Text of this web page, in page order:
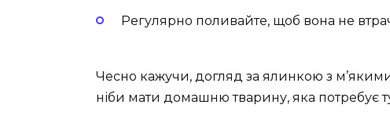
Регулярно поливайте, щоб вона не
Чесно кажучи, догляд за ялинкою з
ніби мати домашню тварину, яка потребує